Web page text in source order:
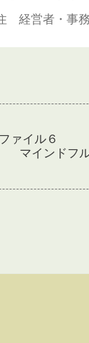
者・事務
ァイル６
次
マインドフ